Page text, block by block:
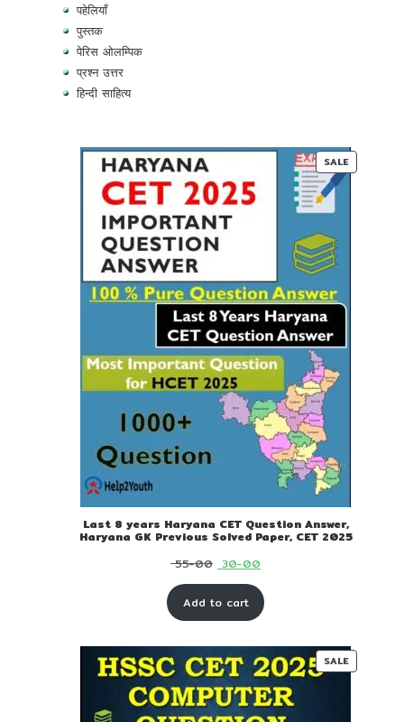
पहेलियाँ
पुस्तक
पेरिस ओलम्पिक
प्रश्न उत्तर
हिन्दी साहित्य
SALE
Last 8 years Haryana CET Question Answer,
Haryana GK Previous Solved Paper, CET 2025
55-00 Original
price
was:
00.
30-00Current
price
is:
00.
Add to cart
SALE